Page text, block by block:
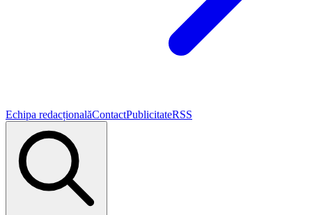
Echipa redacționalăContactPublicitateRSS